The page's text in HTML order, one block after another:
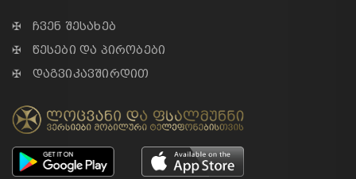
✠ ჩვენ შესახებ
✠ წესები და პირობები
✠ დაგვიკავშირდით